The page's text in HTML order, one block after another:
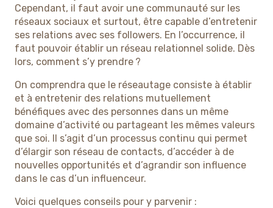
Cependant, il faut avoir une communauté sur les
réseaux sociaux et surtout, être capable d’entretenir
ses relations avec ses followers. En l’occurrence, il
faut pouvoir établir un réseau relationnel solide. Dès
lors, comment s’y prendre ?
On comprendra que le réseautage consiste à établir
et à entretenir des relations mutuellement
bénéfiques avec des personnes dans un même
domaine d’activité ou partageant les mêmes valeurs
que soi. Il s’agit d’un processus continu qui permet
d’élargir son réseau de contacts, d’accéder à de
nouvelles opportunités et d’agrandir son influence
dans le cas d’un influenceur.
Voici quelques conseils pour y parvenir :